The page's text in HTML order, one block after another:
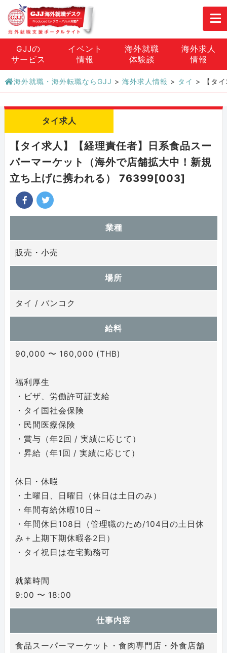
GJJの
サービス
イベント
情報
海外就職
体験談
海外求人
情報
海外就職・海外転職ならGJJ > 海外求人情報 > タイ > 【タ
タイ求人
【タイ求人】【経理責任者】日系食品スー
パーマーケット（海外で店舗拡大中！新規
立ち上げに携われる） 76399[003]
業種
販売・小売
場所
タイ / バンコク
給料
90,000 〜 160,000 (THB)
福利厚生
・ビザ、労働許可証支給
・タイ国社会保険
・民間医療保険
・賞与（年2回 / 実績に応じて）
・昇給（年1回 / 実績に応じて）
休日・休暇
・土曜日、日曜日（休日は土日のみ）
・年間有給休暇10日～
・年間休日108日（管理職のため/104日の土日休
み＋上期下期休暇各2日）
・タイ祝日は在宅勤務可
就業時間
9:00 〜 18:00
仕事内容
食品スーパーマーケット・食肉専門店・外食店舗